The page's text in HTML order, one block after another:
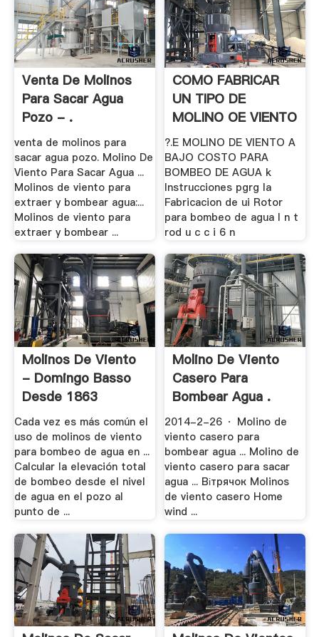
Venta De Molinos
Para Sacar Agua
Pozo - .
venta de molinos para
sacar agua pozo. Molino De
Viento Para Sacar Agua ...
Molinos de viento para
extraer y bombear agua:...
Molinos de viento para
extraer y bombear ...
COMO FABRICAR
UN TIPO DE
MOLINO OE VIENTO
A .
?.E MOLINO DE VIENTO A
BAJO COSTO PARA
BOMBEO DE AGUA k
Instrucciones pgrg la
Fabricacion de ui Rotor
para bombeo de agua I n t
rod u c c i 6 n
Molinos De Viento
- Domingo Basso
Desde 1863
Cada vez es más común el
uso de molinos de viento
para bombeo de agua en ...
Calcular la elevación total
de bombeo desde el nivel
de agua en el pozo al
punto de ...
Molino De Viento
Casero Para
Bombear Agua .
2014-2-26 · Molino de
viento casero para
bombear agua ... Molino de
viento casero para sacar
agua ... Вітрячок Molinos
de viento casero Home
wind ...